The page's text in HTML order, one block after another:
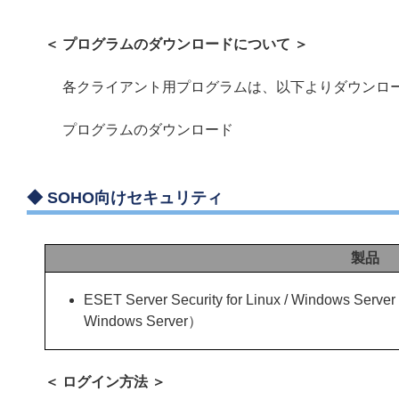
＜ プログラムのダウンロードについて ＞
各クライアント用プログラムは、以下よりダウンロ
プログラムのダウンロード
◆ SOHO向けセキュリティ
製品
ESET Server Security for Linux / Windows
Windows Server）
＜ ログイン方法 ＞